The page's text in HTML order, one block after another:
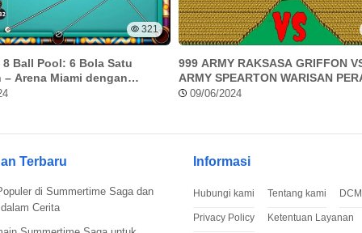
321
Ball Pool: 6 Bola Satu
– Arena Miami dengan
999
999 ARMY RAKSASA GRIFFON
ARMY SPEARTON WARISAN
TONGKAT EMAS
09/06/2024
Terbaru
di Summertime Saga dan
Cerita
Informasi
Hubungi kami Tentang kami
Privacy Policy Ketentuan Layanan